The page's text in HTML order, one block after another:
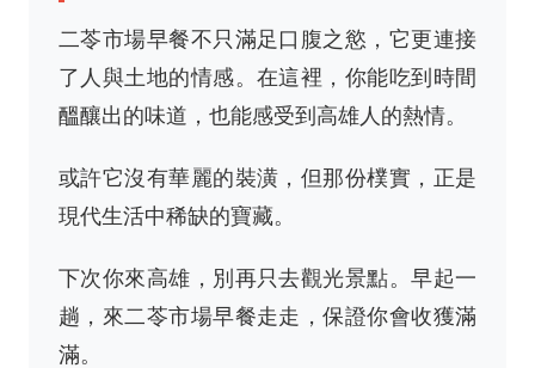
二苓市場早餐不只滿足口腹之慾，它更連接
了人與土地的情感。在這裡，你能吃到時間
醞釀出的味道，也能感受到高雄人的熱情。
或許它沒有華麗的裝潢，但那份樸實，正是
現代生活中稀缺的寶藏。
下次你來高雄，別再只去觀光景點。早起一
趟，來二苓市場早餐走走，保證你會收獲滿
滿。